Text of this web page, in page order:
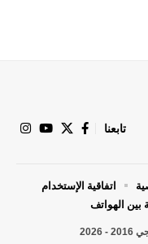
تابعنا
اتفاقية الإستخدام
بين الهواتف